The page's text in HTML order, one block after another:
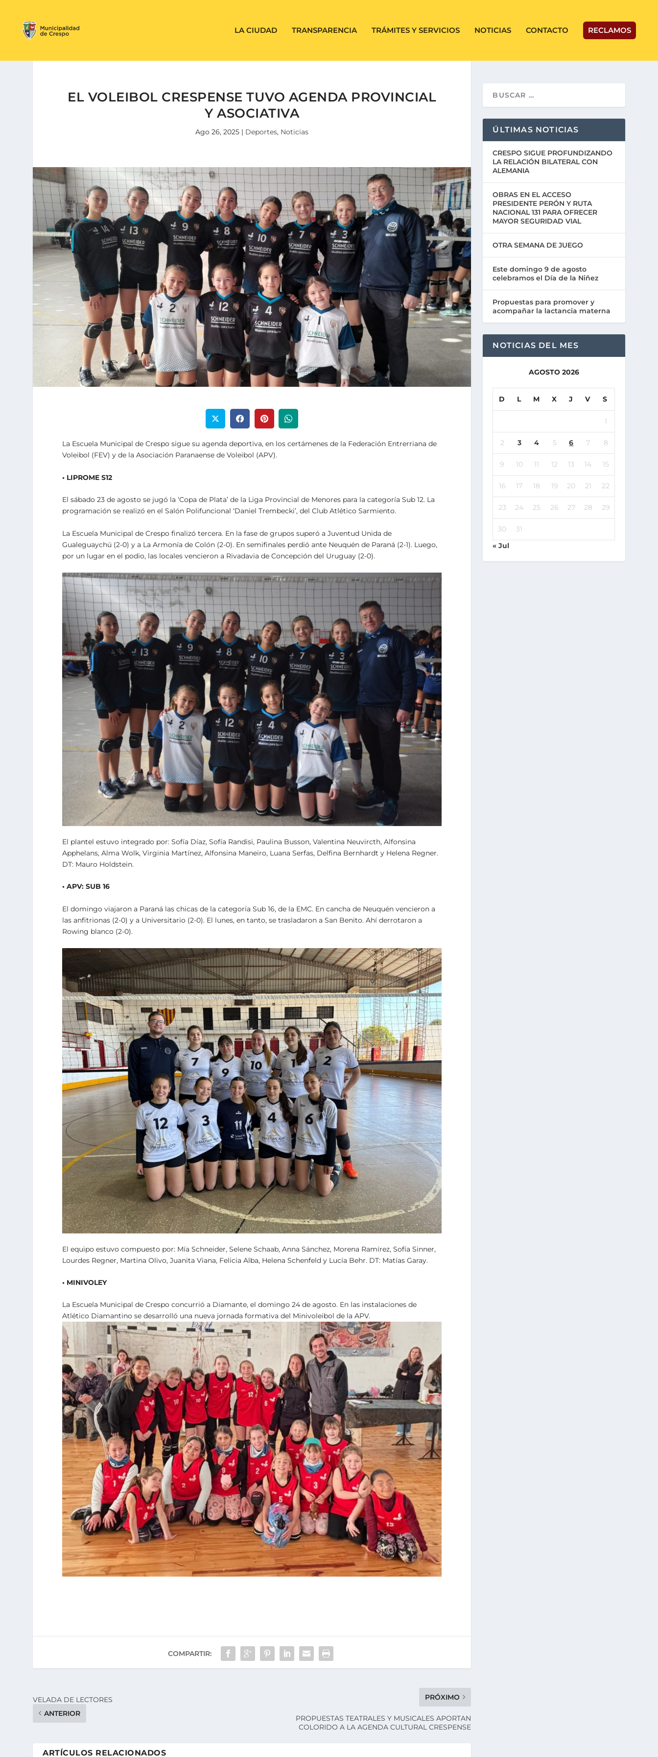
LA CIUDAD TRANSPARENCIA TRÁMITES Y SERVICIOS NOTICIAS CONTACTO RECLAMOS
EL VOLEIBOL CRESPENSE TUVO AGENDA PROVINCIAL
Y ASOCIATIVA
Ago 26, 2025 | Deportes, Noticias
La Escuela Municipal de Crespo sigue su agenda deportiva, en los certámenes de la Federación Entrerriana de
Voleibol (FEV) y de la Asociación Paranaense de Voleibol (APV).
• LIPROME S12
El sábado 23 de agosto se jugó la ‘Copa de Plata’ de la Liga Provincial de Menores para la categoría Sub 12. La
programación se realizó en el Salón Polifuncional ‘Daniel Trembecki’, del Club Atlético Sarmiento.
La Escuela Municipal de Crespo finalizó tercera. En la fase de grupos superó a Juventud Unida de
Gualeguaychú (2-0) y a La Armonía de Colón (2-0). En semifinales perdió ante Neuquén de Paraná (2-1). Luego,
por un lugar en el podio, las locales vencieron a Rivadavia de Concepción del Uruguay (2-0).
El plantel estuvo integrado por: Sofía Díaz, Sofía Randisi, Paulina Busson, Valentina Neuvircth, Alfonsina
Apphelans, Alma Wolk, Virginia Martínez, Alfonsina Maneiro, Luana Serfas, Delfina Bernhardt y Helena Regner.
DT: Mauro Holdstein.
• APV: SUB 16
El domingo viajaron a Paraná las chicas de la categoría Sub 16, de la EMC. En cancha de Neuquén vencieron a
las anfitrionas (2-0) y a Universitario (2-0). El lunes, en tanto, se trasladaron a San Benito. Ahí derrotaron a
Rowing blanco (2-0).
El equipo estuvo compuesto por: Mía Schneider, Selene Schaab, Anna Sánchez, Morena Ramírez, Sofía Sinner,
Lourdes Regner, Martina Olivo, Juanita Viana, Felicia Alba, Helena Schenfeld y Lucía Behr. DT: Matías Garay.
• MINIVOLEY
La Escuela Municipal de Crespo concurrió a Diamante, el domingo 24 de agosto. En las instalaciones de
Atlético Diamantino se desarrolló una nueva jornada formativa del Minivoleibol de la APV.
COMPARTIR:
VELADA DE LECTORES
ANTERIOR
PRÓXIMO
PROPUESTAS TEATRALES Y MUSICALES APORTAN
COLORIDO A LA AGENDA CULTURAL CRESPENSE
ARTÍCULOS RELACIONADOS
ÚLTIMAS NOTICIAS
CRESPO SIGUE PROFUNDIZANDO
LA RELACIÓN BILATERAL CON
ALEMANIA
OBRAS EN EL ACCESO
PRESIDENTE PERÓN Y RUTA
NACIONAL 131 PARA OFRECER
MAYOR SEGURIDAD VIAL
OTRA SEMANA DE JUEGO
Este domingo 9 de agosto
celebramos el Día de la Niñez
Propuestas para promover y
acompañar la lactancia materna
NOTICIAS DEL MES
AGOSTO 2026
D L M X J V S
1
2 3 4 5 6 7 8
9 10 11 12 13 14 15
16 17 18 19 20 21 22
23 24 25 26 27 28 29
30
31
« Jul